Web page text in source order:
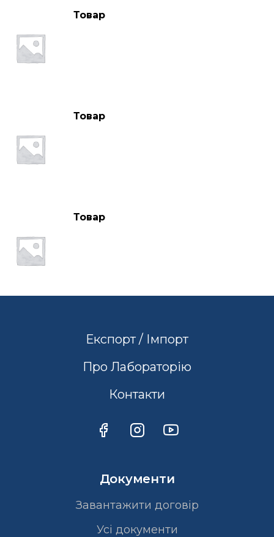
Товар
Товар
Товар
Експорт / Імпорт
Про Лабораторію
Контакти
Документи
Завантажити договір
Усі документи